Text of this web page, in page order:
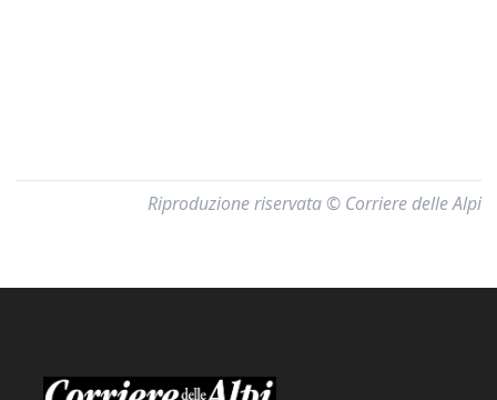
Riproduzione riservata © Corriere delle Alpi